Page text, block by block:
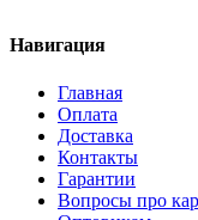
Навигация
Главная
Оплата
Доставка
Контакты
Гарантии
Вопросы про